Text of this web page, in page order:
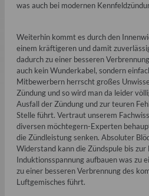
was auch bei modernen
Weiterhin kommt es durch den
einem kräftigeren und damit
dadurch zu einer besseren
auch kein Wunderkabel, sondern
Mitbewerbern herrscht großes
Zündung und so wird man da leider
Ausfall der Zündung und zur teuren
Stelle führt. Vertraut unserem
diversen möchtegern-Experten
die Zündleistung senken. Absoluter
Widerstand kann die Zündspule bis
Induktionsspannung aufbauen was zu
zu einer besseren Verbrennung des
Luftgemisches führt.